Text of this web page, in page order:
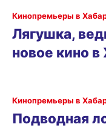
Кинопремьеры в
Лягушка,
новое кино в
Кинопремьеры в
Подводная